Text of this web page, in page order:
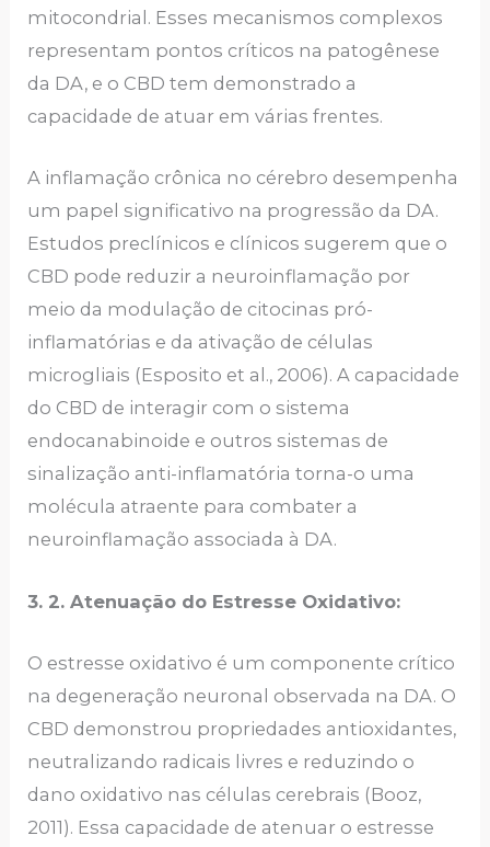
mitocondrial. Esses mecanismos complexos
representam pontos críticos na patogênese
da DA, e o CBD tem demonstrado a
capacidade de atuar em várias frentes.
A inflamação crônica no cérebro desempenha
um papel significativo na progressão da DA.
Estudos preclínicos e clínicos sugerem que o
CBD pode reduzir a neuroinflamação por
meio da modulação de citocinas pró-
inflamatórias e da ativação de células
microgliais (Esposito et al., 2006). A capacidade
do CBD de interagir com o sistema
endocanabinoide e outros sistemas de
sinalização anti-inflamatória torna-o uma
molécula atraente para combater a
neuroinflamação associada à DA.
3. 2. Atenuação do Estresse Oxidativo:
O estresse oxidativo é um componente crítico
na degeneração neuronal observada na DA. O
CBD demonstrou propriedades antioxidantes,
neutralizando radicais livres e reduzindo o
dano oxidativo nas células cerebrais (Booz,
2011). Essa capacidade de atenuar o estresse